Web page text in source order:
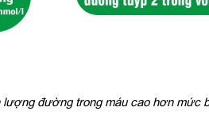
lượng đường trong máu cao hơn mức